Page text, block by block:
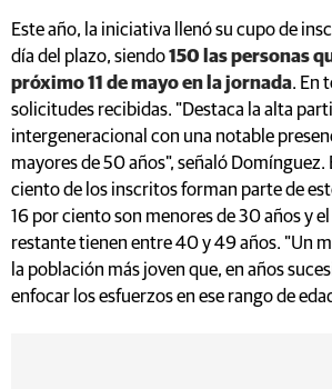
Este año, la iniciativa llenó su cupo de
día del plazo, siendo150 las personas
próximo 11 de mayo en la jornada. En
solicitudes recibidas. "Destaca la alta
intergeneracional con una notable
mayores de 50 años", señaló Domínguez.
ciento de los inscritos forman parte de
16 por ciento son menores de 30 años y
restante tienen entre 40 y 49 años. "Un
la población más joven que, en años
enfocar los esfuerzos en ese rango de